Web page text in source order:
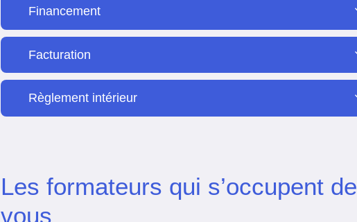
Financement
Facturation
Règlement intérieur
Les formateurs qui s’occupent de
vous